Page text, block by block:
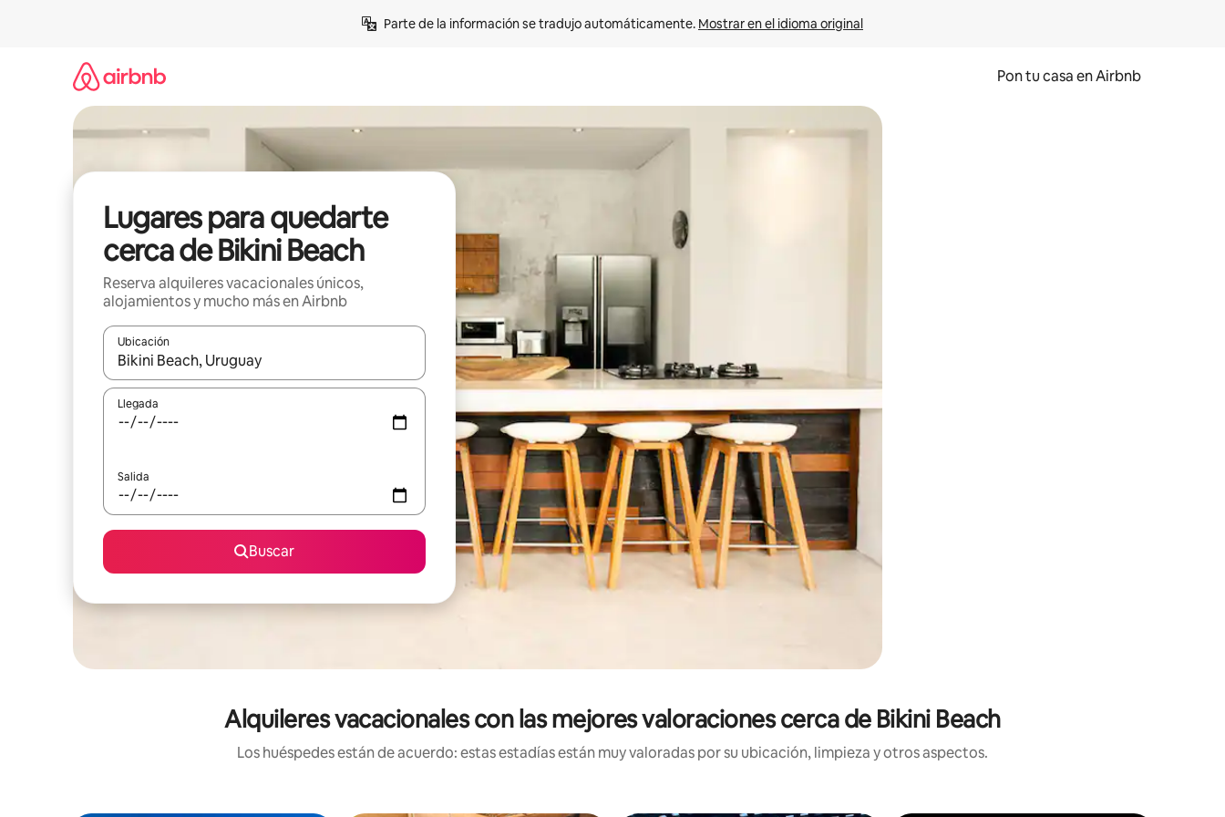
Parte de la información se tradujo automáticamente. Mostrar en el idioma original
Pon tu casa en Airbnb
Lugares para quedarte
cerca de Bikini Beach
Reserva alquileres vacacionales únicos,
alojamientos y mucho más en Airbnb
Ubicación
Cuando los resultados estén disponibles, navega con las teclas de flecha hacia arriba y hacia abajo o explora con el tacto o desliza el dedo.
Llegada
Salida
Buscar
Alquileres vacacionales con las mejores valoraciones cerca de Bikini Beach
Los huéspedes están de acuerdo: estas estadías están muy valoradas por su ubicación, limpieza y otros aspectos.